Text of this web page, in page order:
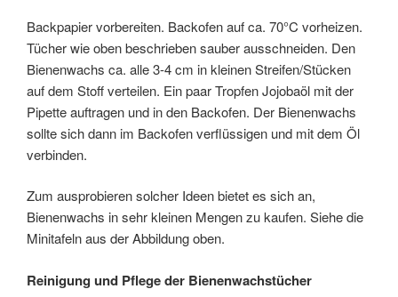
Backpapier vorbereiten. Backofen auf ca. 70°C vorheizen.
Tücher wie oben beschrieben sauber ausschneiden. Den
Bienenwachs ca. alle 3-4 cm in kleinen Streifen/Stücken
auf dem Stoff verteilen. Ein paar Tropfen Jojobaöl mit der
Pipette auftragen und in den Backofen. Der Bienenwachs
sollte sich dann im Backofen verflüssigen und mit dem Öl
verbinden.
Zum ausprobieren solcher Ideen bietet es sich an,
Bienenwachs in sehr kleinen Mengen zu kaufen. Siehe die
Minitafeln aus der Abbildung oben.
Reinigung und Pflege der Bienenwachstücher